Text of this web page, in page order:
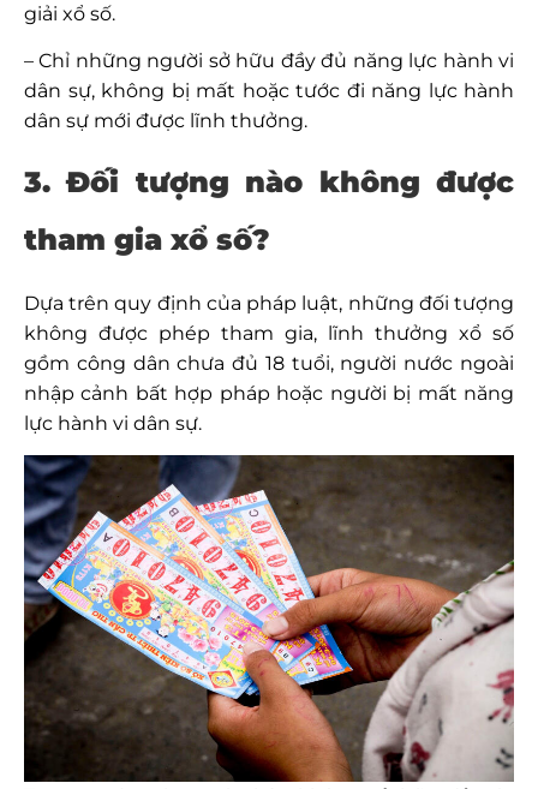
giải xổ số.
– Chỉ những người sở hữu đầy đủ năng lực hành vi
dân sự, không bị mất hoặc tước đi năng lực hành
dân sự mới được lĩnh thưởng.
3. Đối tượng nào không được
tham gia xổ số?
Dựa trên quy định của pháp luật, những đối tượng
không được phép tham gia, lĩnh thưởng xổ số
gồm công dân chưa đủ 18 tuổi, người nước ngoài
nhập cảnh bất hợp pháp hoặc người bị mất năng
lực hành vi dân sự.